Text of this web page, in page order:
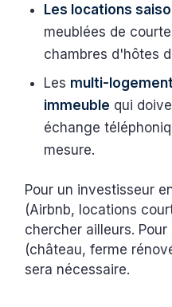
Les locations
meublées de
chambres d'hôtes
Les multi-
immeuble qui
échange
mesure.
Pour un investisseur
(Airbnb, locations
chercher ailleurs.
(château, ferme
sera nécessaire.